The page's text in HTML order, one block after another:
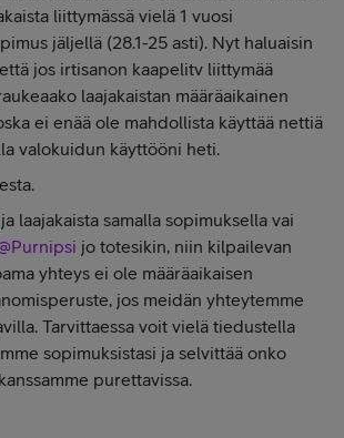
liittymässä vielä 1 vuosi
jäljellä (28.1-25 asti). Nyt haluaisin
jos irtisanon kaapelitv liittymää
laajakaistan määräaikainen
ei enää ole mahdollista käyttää nettiä
valokuidun käyttööni heti.
laajakaista samalla sopimuksella vai
jo totesikin, niin kilpailevan
yhteys ei ole määräaikaisen
jos meidän yhteytemme
Tarvittaessa voit vielä tiedustella
sopimuksistasi ja selvittää onko
purettavissa.